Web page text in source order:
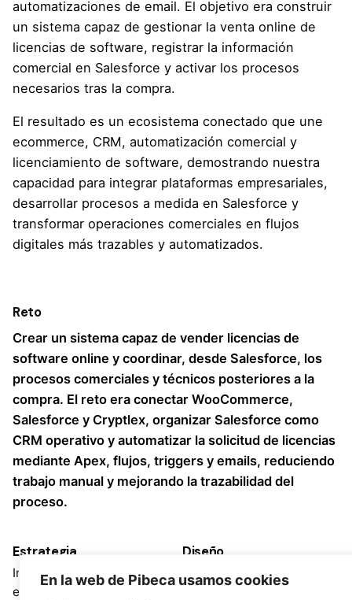
En la web de Pibeca usamos cookies
automatizaciones de email. El objetivo era construir
un sistema capaz de gestionar la venta online de
licencias de software, registrar la información
comercial en Salesforce y activar los procesos
necesarios tras la compra.
El resultado es un ecosistema conectado que une
ecommerce, CRM, automatización comercial y
licenciamiento de software, demostrando nuestra
capacidad para integrar plataformas empresariales,
desarrollar procesos a medida en Salesforce y
transformar operaciones comerciales en flujos
digitales más trazables y automatizados.
Reto
Crear un sistema capaz de vender licencias de
software online y coordinar, desde Salesforce, los
procesos comerciales y técnicos posteriores a la
compra. El reto era conectar WooCommerce,
Salesforce y Cryptlex, organizar Salesforce como
CRM operativo y automatizar la solicitud de licencias
mediante Apex, flujos, triggers y emails, reduciendo
trabajo manual y mejorando la trazabilidad del
proceso.
Estrategia
Integración de sistemas,
ecommerce B2B, CRM,
Diseño
UX/UI, diseño ecommerce,